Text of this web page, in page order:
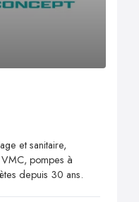
et sanitaire,
pompes à
depuis 30 ans.